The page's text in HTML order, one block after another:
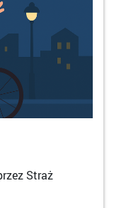
Straż